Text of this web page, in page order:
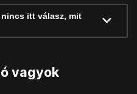
nincs itt válasz, mit
vagyok